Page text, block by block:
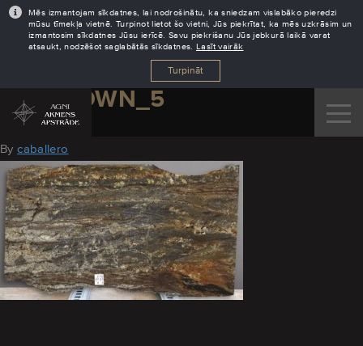
Mēs izmantojam sīkdatnes, lai nodrošinātu, ka sniedzam vislabāko pieredzi
mūsu tīmekļa vietnē. Turpinot lietot šo vietni, Jūs piekrītat, ka mēs uzkrāsim un
izmantosim sīkdatnes Jūsu ierīcē. Savu piekrišanu Jūs jebkurā laikā varat
atsaukt, nodzēšot saglabātās sīkdatnes. Lasīt vairāk
Turpināt
AJ_BROWN_5
August 11, 2016
Bycaballero